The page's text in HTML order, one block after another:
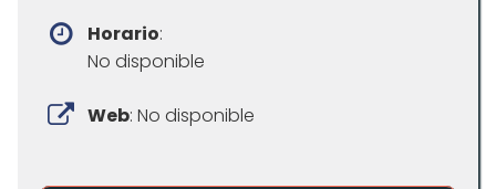
Horario:
No disponible
Web: No disponible